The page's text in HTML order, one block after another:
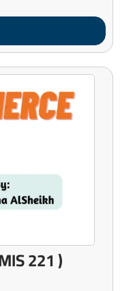
( MIS 221 ) ECommerce – To Final